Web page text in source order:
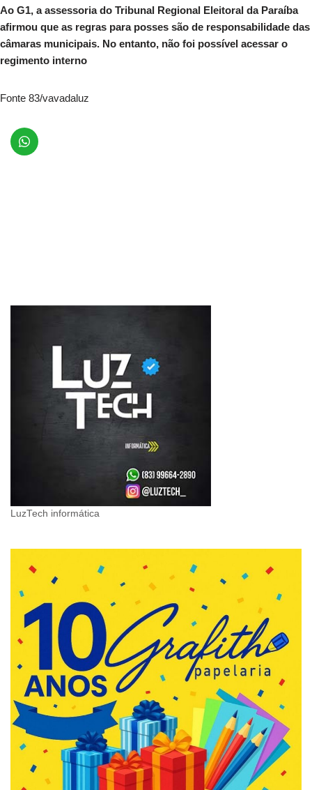
Ao G1, a assessoria do Tribunal Regional Eleitoral da Paraíba
afirmou que as regras para posses são de responsabilidade das
câmaras municipais. No entanto, não foi possível acessar o
regimento interno
Fonte 83/vavadaluz
LuzTech informática